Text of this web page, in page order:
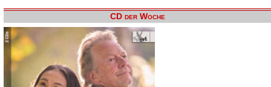
CD der Woche